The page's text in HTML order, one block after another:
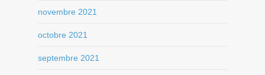
novembre 2021
octobre 2021
septembre 2021